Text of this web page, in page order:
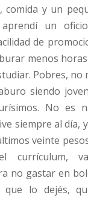
comida y un
un
de
menos
Pobres, no
siendo
No es
siempre al día,
veinte
currículum,
no gastar en
lo dejés,